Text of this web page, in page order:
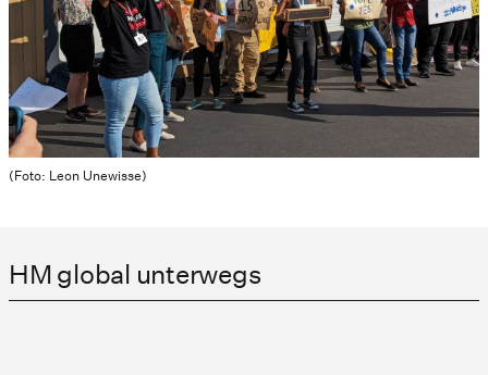
(Foto: Leon Unewisse)
HM global unterwegs